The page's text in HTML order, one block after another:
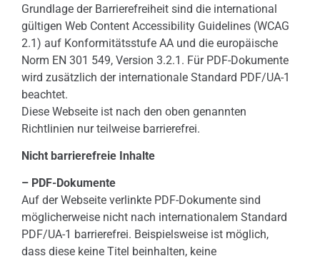
Grundlage der Barrierefreiheit sind die international
gültigen Web Content Accessibility Guidelines (WCAG
2.1) auf Konformitätsstufe AA und die europäische
Norm EN 301 549, Version 3.2.1. Für PDF-Dokumente
wird zusätzlich der internationale Standard PDF/UA-1
beachtet.
Diese Webseite ist nach den oben genannten
Richtlinien nur teilweise barrierefrei.
Nicht barrierefreie Inhalte
– PDF-Dokumente
Auf der Webseite verlinkte PDF-Dokumente sind
möglicherweise nicht nach internationalem Standard
PDF/UA-1 barrierefrei. Beispielsweise ist möglich,
dass diese keine Titel beinhalten, keine